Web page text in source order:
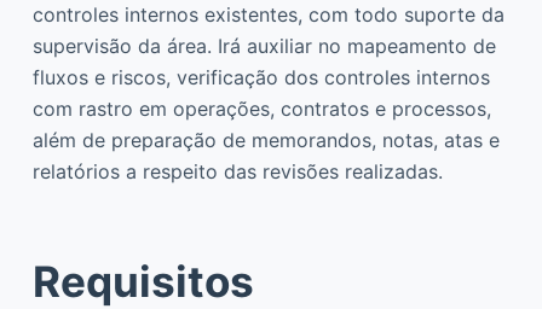
controles internos existentes, com todo suporte da
supervisão da área. Irá auxiliar no mapeamento de
fluxos e riscos, verificação dos controles internos
com rastro em operações, contratos e processos,
além de preparação de memorandos, notas, atas e
relatórios a respeito das revisões realizadas.
Requisitos